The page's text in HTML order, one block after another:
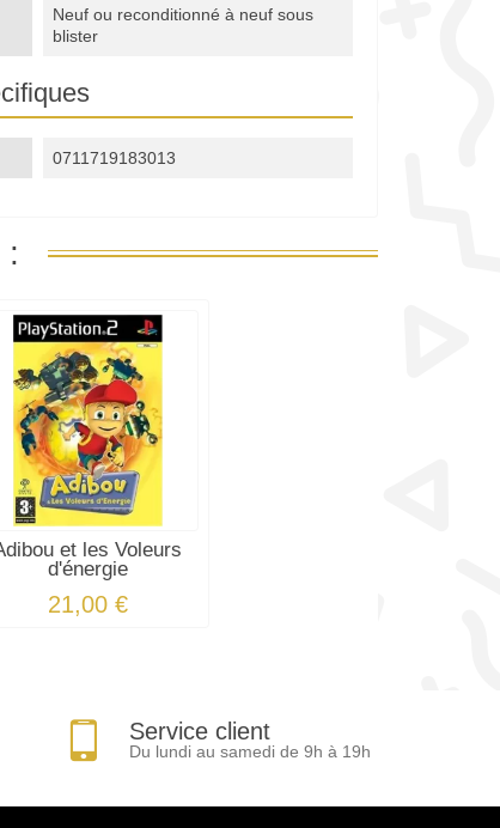
Neuf ou reconditionné à neuf sous
blister
0711719183013
:
et les Voleurs
d'énergie
21,00 €
Service client
Du lundi au samedi de 9h à 19h